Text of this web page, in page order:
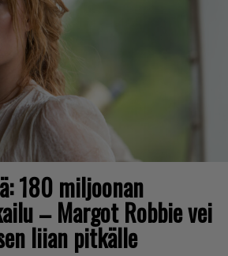
180 miljoonan
– Margot Robbie vei
liian pitkälle